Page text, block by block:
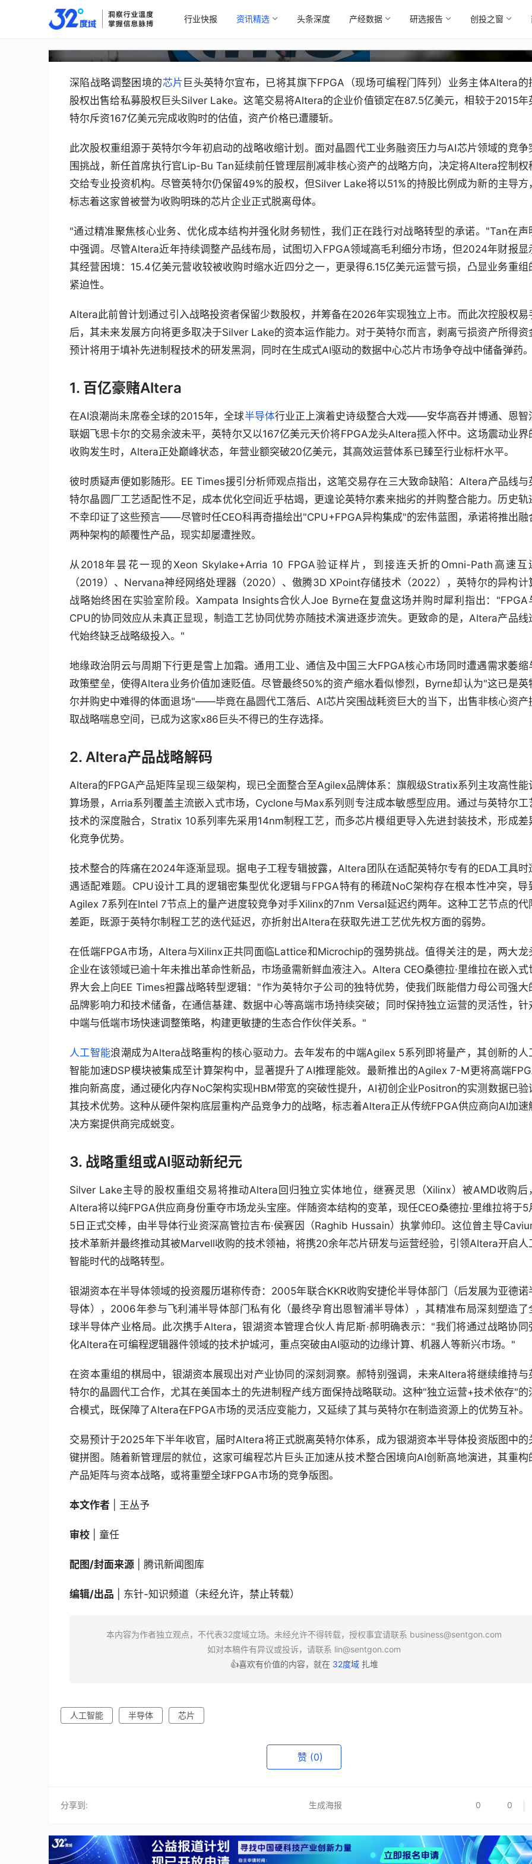
行业快报 资讯精选 头条深度 产经数据 研选报告 创投之窗
英特尔出售Altera，银湖赚大了？
深陷战略调整困境的芯片 巨头英特尔宣布，已将其旗下FPGA（现场可编程门阵列）业务主体Altera的
股权出售给私募股权巨头Silver Lake。这笔交易将Altera的企业价值锁定在87.5亿美元，相较于2015年
特尔斥资167亿美元完成收购时的估值，资产价格已遭腰斩。
此次股权重组源于英特尔今年初启动的战略收缩计划。面对晶圆代工业务融资压力与AI芯片领域的竞争
围挑战，新任首席执行官Lip-Bu Tan延续前任管理层削减非核心资产的战略方向，决定将Altera控制权
交给专业投资机构。尽管英特尔仍保留49%的股权，但Silver Lake将以51%的持股比例成为新的主导方，
标志着这家曾被誉为收购明珠的芯片企业正式脱离母体。
"通过精准聚焦核心业务、优化成本结构并强化财务韧性，我们正在践行对战略转型的承诺。"Tan在声
中强调。尽管Altera近年持续调整产品线布局，试图切入FPGA领域高毛利细分市场，但2024年财报显
其经营困境：15.4亿美元营收较被收购时缩水近四分之一，更录得6.15亿美元运营亏损，凸显业务重组
紧迫性。
Altera此前曾计划通过引入战略投资者保留少数股权，并筹备在2026年实现独立上市。而此次控股权易
后，其未来发展方向将更多取决于Silver Lake的资本运作能力。对于英特尔而言，剥离亏损资产所得资
预计将用于填补先进制程技术的研发黑洞，同时在生成式AI驱动的数据中心芯片市场争夺战中储备弹药。
1. 百亿豪赌Altera
在AI浪潮尚未席卷全球的2015年，全球半导体行业正上演着史诗级整合大戏——安华高吞并博通、恩智
联姻飞思卡尔的交易余波未平，英特尔又以167亿美元天价将FPGA龙头Altera揽入怀中。这场震动业界
收购发生时，Altera正处巅峰状态，年营业额突破20亿美元，其高效运营体系已臻至行业标杆水平。
彼时质疑声便如影随形。EE Times援引分析师观点指出，这笔交易存在三大致命缺陷：Altera产品线与
特尔晶圆厂工艺适配性不足，成本优化空间近乎枯竭，更遑论英特尔素来拙劣的并购整合能力。历史轨
不幸印证了这些预言——尽管时任CEO科再奇描绘出"CPU+FPGA异构集成"的宏伟蓝图，承诺将推出融
两种架构的颠覆性产品，现实却屡遭挫败。
从2018年昙花一现的Xeon Skylake+Arria 10 FPGA验证样片，到接连夭折的Omni-Path高速互
（2019）、Nervana神经网络处理器（2020）、傲腾3D XPoint存储技术（2022），英特尔的异构计
战略始终困在实验室阶段。Xampata Insights合伙人Joe Byrne在复盘这场并购时犀利指出："FPGA
CPU的协同效应从未真正显现，制造工艺协同优势亦随技术演进逐步流失。更致命的是，Altera产品线
代始终缺乏战略级投入。"
地缘政治阴云与周期下行更是雪上加霜。通用工业、通信及中国三大FPGA核心市场同时遭遇需求萎缩
政策壁垒，使得Altera业务价值加速贬值。尽管最终50%的资产缩水看似惨烈，Byrne却认为"这已是英
尔并购史中难得的体面退场"——毕竟在晶圆代工落后、AI芯片突围战耗资巨大的当下，出售非核心资产
取战略喘息空间，已成为这家x86巨头不得已的生存选择。
2. Altera产品战略解码
Altera的FPGA产品矩阵呈现三级架构，现已全面整合至Agilex品牌体系：旗舰级Stratix系列主攻高性能
算场景，Arria系列覆盖主流嵌入式市场，Cyclone与Max系列则专注成本敏感型应用。通过与英特尔工
技术的深度融合，Stratix 10系列率先采用14nm制程工艺，而多芯片模组更导入先进封装技术，形成差
化竞争优势。
技术整合的阵痛在2024年逐渐显现。据电子工程专辑披露，Altera团队在适配英特尔专有的EDA工具时
遇适配难题。CPU设计工具的逻辑密集型优化逻辑与FPGA特有的稀疏NoC架构存在根本性冲突，导
Agilex 7系列在Intel 7节点上的量产进度较竞争对手Xilinx的7nm Versal延迟约两年。这种工艺节点的代
差距，既源于英特尔制程工艺的迭代延迟，亦折射出Altera在获取先进工艺优先权方面的弱势。
在低端FPGA市场，Altera与Xilinx正共同面临Lattice和Microchip的强势挑战。值得关注的是，两大龙
企业在该领域已逾十年未推出革命性新品，市场亟需新鲜血液注入。Altera CEO桑德拉·里维拉在嵌入式
界大会上向EE Times袒露战略转型逻辑："作为英特尔子公司的独特优势，使我们既能借力母公司强大
品牌影响力和技术储备，在通信基建、数据中心等高端市场持续突破；同时保持独立运营的灵活性，针
中端与低端市场快速调整策略，构建更敏捷的生态合作伙伴关系。"
人工智能浪潮成为Altera战略重构的核心驱动力。去年发布的中端Agilex 5系列即将量产，其创新的人
智能加速DSP模块被集成至计算架构中，显著提升了AI推理能效。最新推出的Agilex 7-M更将高端
推向新高度，通过硬化内存NoC架构实现HBM带宽的突破性提升，AI初创企业Positron的实测数据已验
其技术优势。这种从硬件架构底层重构产品竞争力的战略，标志着Altera正从传统FPGA供应商向AI加速
决方案提供商完成蜕变。
3. 战略重组或AI驱动新纪元
Silver Lake主导的股权重组交易将推动Altera回归独立实体地位，继赛灵思（Xilinx）被AMD收购后，
Altera将以纯FPGA供应商身份重夺市场龙头宝座。伴随资本结构的变革，现任CEO桑德拉·里维拉将于5
5日正式交棒，由半导体行业资深高管拉吉布·侯赛因（Raghib Hussain）执掌帅印。这位曾主导
技术革新并最终推动其被Marvell收购的技术领袖，将携20余年芯片研发与运营经验，引领Altera开启人
智能时代的战略转型。
银湖资本在半导体领域的投资履历堪称传奇：2005年联合KKR收购安捷伦半导体部门（后发展为亚德诺
导体），2006年参与飞利浦半导体部门私有化（最终孕育出恩智浦半导体），其精准布局深刻塑造了
球半导体产业格局。此次携手Altera，银湖资本管理合伙人肯尼斯·郝明确表示："我们将通过战略协同
化Altera在可编程逻辑器件领域的技术护城河，重点突破由AI驱动的边缘计算、机器人等新兴市场。"
在资本重组的棋局中，银湖资本展现出对产业协同的深刻洞察。郝特别强调，未来Altera将继续维持与
特尔的晶圆代工合作，尤其在美国本土的先进制程产线方面保持战略联动。这种"独立运营+技术依存"的
合模式，既保障了Altera在FPGA市场的灵活应变能力，又延续了其与英特尔在制造资源上的优势互补。
交易预计于2025年下半年收官，届时Altera将正式脱离英特尔体系，成为银湖资本半导体投资版图中的
键拼图。随着新管理层的就位，这家可编程芯片巨头正加速从技术整合困境向AI创新高地演进，其重构
产品矩阵与资本战略，或将重塑全球FPGA市场的竞争版图。
本文作者 | 王丛予
审校 | 童任
配图/封面来源 | 腾讯新闻图库
编辑/出品 | 东针-知识频道（未经允许，禁止转载）
本内容为作者独立观点，不代表32度域立场。未经允许不得转载，授权事宜请联系 business@sentgon.com
如对本稿件有异议或投诉，请联系 lin@sentgon.com
👍喜欢有价值的内容，就在 32度域扎堆
人工智能 半导体 芯片
赞 (0)
分享到: 生成海报 0 0